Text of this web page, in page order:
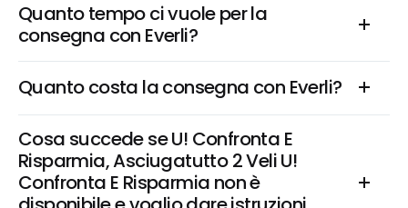
Quanto tempo ci vuole per la
consegna con Everli?
Quanto costa la consegna con Everli?
Cosa succede se U! Confronta E
Risparmia, Asciugatutto 2 Veli U!
Confronta E Risparmia non è